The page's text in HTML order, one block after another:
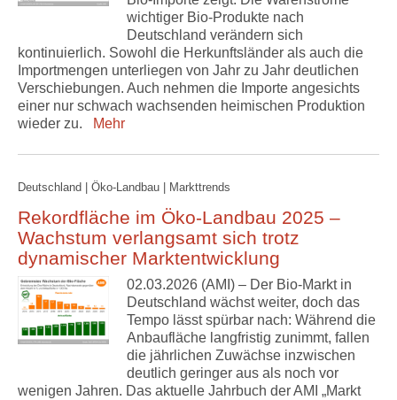
wichtiger Bio-Produkte nach
Deutschland verändern sich
kontinuierlich. Sowohl die Herkunftsländer als auch die
Importmengen unterliegen von Jahr zu Jahr deutlichen
Verschiebungen. Auch nehmen die Importe angesichts
einer nur schwach wachsenden heimischen Produktion
wieder zu.
Mehr
Deutschland | Öko-Landbau | Markttrends
Rekordfläche im Öko-Landbau 2025 –
Wachstum verlangsamt sich trotz
dynamischer Marktentwicklung
02.03.2026 (AMI) – Der Bio-Markt in
Deutschland wächst weiter, doch das
Tempo lässt spürbar nach: Während die
Anbaufläche langfristig zunimmt, fallen
die jährlichen Zuwächse inzwischen
deutlich geringer aus als noch vor
wenigen Jahren. Das aktuelle Jahrbuch der AMI „Markt